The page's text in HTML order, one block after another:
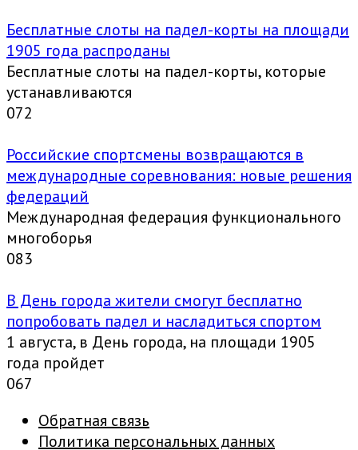
Бесплатные слоты на падел-корты на площади
1905 года распроданы
Бесплатные слоты на падел-корты, которые
устанавливаются
072
Российские спортсмены возвращаются в
международные соревнования: новые решения
федераций
Международная федерация функционального
многоборья
083
В День города жители смогут бесплатно
попробовать падел и насладиться спортом
1 августа, в День города, на площади 1905
года пройдет
067
Обратная связь
Политика персональных данных